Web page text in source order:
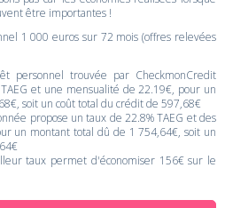
être importantes !
1 000 euros sur 72 mois (offres relevées
personnel trouvée par CheckmonCredit
et une mensualité de 22.19€, pour un
soit un coût total du crédit de 597,68€
propose un taux de 22.8% TAEG et des
un montant total dû de 1 754,64€, soit un
taux permet d'économiser 156€ sur le